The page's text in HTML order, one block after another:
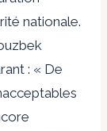
nationale.
: « De